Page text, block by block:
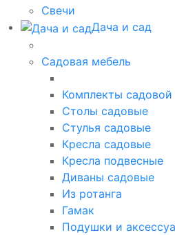
Свечи
Дача и сад
Садовая мебель
Комплекты
Столы садовые
Стулья садовые
Кресла садовые
Кресла подвесные
Диваны садовые
Из ротанга
Гамак
Подушки и